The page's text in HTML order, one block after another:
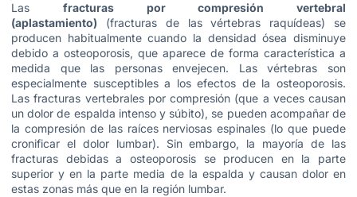
Las fracturas por compresión vertebral
(aplastamiento) (fracturas de las vértebras raquídeas) se
producen habitualmente cuando la densidad ósea disminuye
debido a osteoporosis, que aparece de forma característica a
medida que las personas envejecen. Las vértebras son
especialmente susceptibles a los efectos de la osteoporosis.
Las fracturas vertebrales por compresión (que a veces causan
un dolor de espalda intenso y súbito), se pueden acompañar de
la compresión de las raíces nerviosas espinales (lo que puede
cronificar el dolor lumbar). Sin embargo, la mayoría de las
fracturas debidas a osteoporosis se producen en la parte
superior y en la parte media de la espalda y causan dolor en
estas zonas más que en la región lumbar.